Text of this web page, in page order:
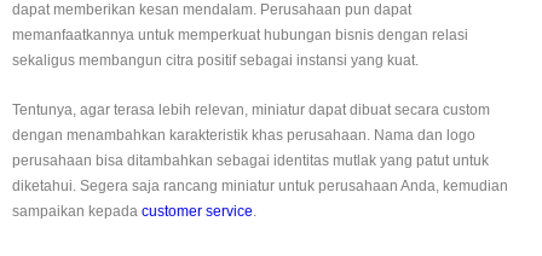
dapat memberikan kesan mendalam. Perusahaan pun dapat
memanfaatkannya untuk memperkuat hubungan bisnis dengan relasi
sekaligus membangun citra positif sebagai instansi yang kuat.
Tentunya, agar terasa lebih relevan, miniatur dapat dibuat secara custom
dengan menambahkan karakteristik khas perusahaan. Nama dan logo
perusahaan bisa ditambahkan sebagai identitas mutlak yang patut untuk
diketahui. Segera saja rancang miniatur untuk perusahaan Anda, kemudian
sampaikan kepada customer service.